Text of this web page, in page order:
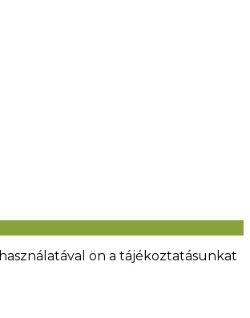
ön a tájékoztatásunkat